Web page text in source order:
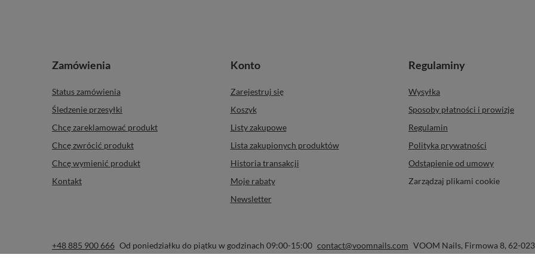
Zamówienia
Status zamówienia
Śledzenie przesyłki
Chcę zareklamować produkt
Chcę zwrócić produkt
Chcę wymienić produkt
Kontakt
Konto
Zarejestruj się
Koszyk
Listy zakupowe
Lista zakupionych produktów
Historia transakcji
Moje rabaty
Newsletter
Regulaminy
Wysyłka
Sposoby płatności i prowizje
Regulamin
Polityka prywatności
Odstąpienie od umowy
Zarządzaj plikami cookie
+48 885 900 666 Od poniedziałku do piątku w godzinach 09:00-15:00 contact@voomnails.com VOOM Nails, Firmowa 8, 62-023